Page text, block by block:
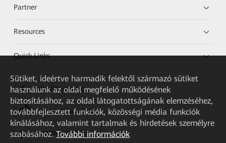
Partner
Resources
Quick Links
HUAWEI eKit App
Huawei HiKnow App
HUAWEI eFly App
Sütiket, ideértve harmadik felektől származó sütiket
használunk az oldal megfelelő működésének
biztosításához, az oldal látogatottságának elemzéséhez,
továbbfejlesztett funkciók, közösségi média funkciók
kínálásához, valamint tartalmak és hirdetések személyre
szabásához. További információk